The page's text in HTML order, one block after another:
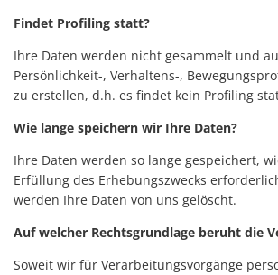
Findet Profiling statt?
Ihre Daten werden nicht gesammelt und
Persönlichkeit-, Verhaltens-,
zu erstellen, d.h. es findet kein Profiling
Wie lange speichern wir Ihre Daten?
Ihre Daten werden so lange gespeichert,
Erfüllung des Erhebungszwecks
werden Ihre Daten von uns gelöscht.
Auf welcher Rechtsgrundlage beruht die
Soweit wir für Verarbeitungsvorgänge